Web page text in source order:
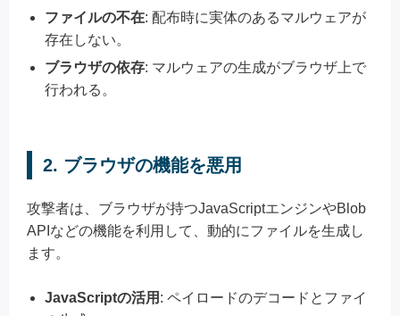
ファイルの不在: 配布時に実体のあるマルウェアが
存在しない。
ブラウザの依存: マルウェアの生成がブラウザ上で
行われる。
2. ブラウザの機能を悪用
攻撃者は、ブラウザが持つJavaScriptエンジンやBlob
APIなどの機能を利用して、動的にファイルを生成し
ます。
JavaScriptの活用 : ペイロードのデコードとファイ